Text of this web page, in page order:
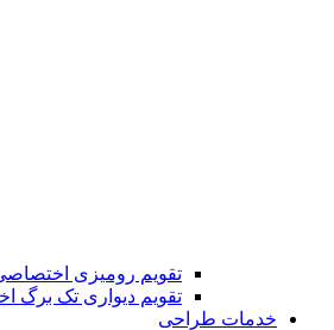
تقویم رومیزی
تقویم دیواری تک برگ
خدمات طراحی